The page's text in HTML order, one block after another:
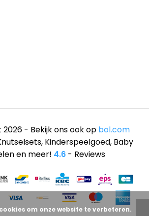
- Bekijk ons ook op bol.com
Kinderspeelgoed, Baby
en meer! 4.6- Reviews
om onze website te verbeteren.